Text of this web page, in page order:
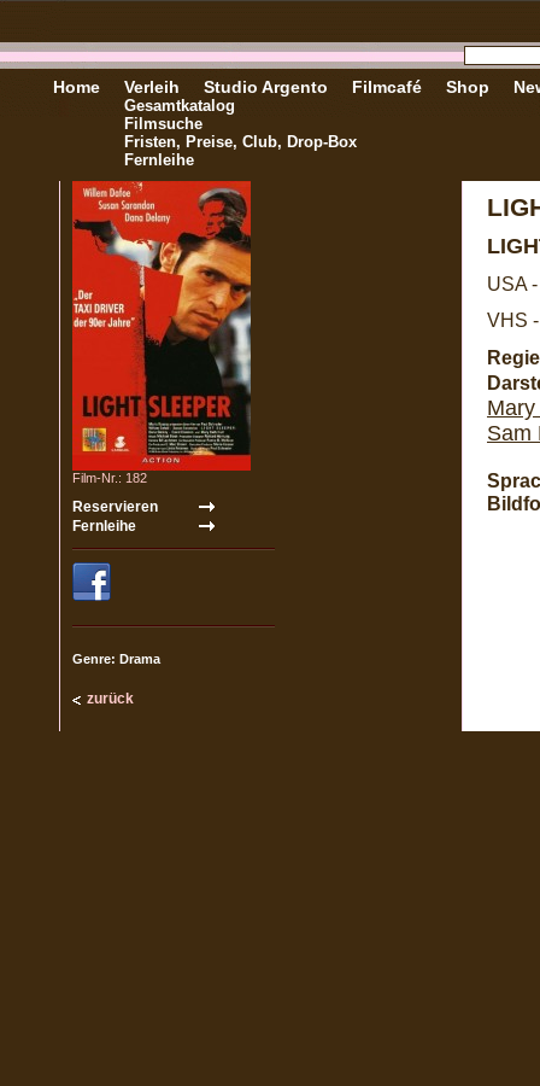
Home Verleih
Gesamtkatalog
Filmsuche
Fristen, Preise, Club, Drop-Box
Fernleihe
Studio Argento Filmcafé Shop
Film-Nr.: 182
Genre: Drama
zurück
USA
VHS
Sam